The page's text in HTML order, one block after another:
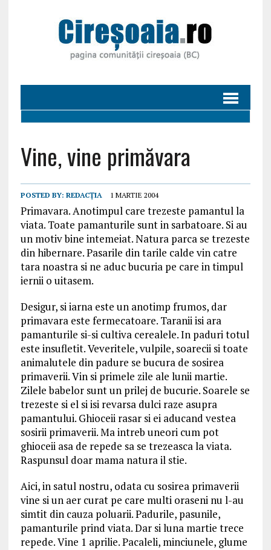
Vine, vine primăvara
POSTED BY: REDACȚIA 1 MARTIE 2004
Primavara. Anotimpul care trezeste pamantul la
viata. Toate pamanturile sunt in sarbatoare. Si au
un motiv bine intemeiat. Natura parca se trezeste
din hibernare. Pasarile din tarile calde vin catre
tara noastra si ne aduc bucuria pe care in timpul
iernii o uitasem.
Desigur, si iarna este un anotimp frumos, dar
primavara este fermecatoare. Taranii isi ara
pamanturile si-si cultiva cerealele. In paduri totul
este insufletit. Veveritele, vulpile, soarecii si toate
animalutele din padure se bucura de sosirea
primaverii. Vin si primele zile ale lunii martie.
Zilele babelor sunt un prilej de bucurie. Soarele se
trezeste si el si isi revarsa dulci raze asupra
pamantului. Ghioceii rasar si ei aducand vestea
sosirii primaverii. Ma intreb uneori cum pot
ghioceii asa de repede sa se trezeasca la viata.
Raspunsul doar mama natura il stie.
Aici, in satul nostru, odata cu sosirea primaverii
vine si un aer curat pe care multi oraseni nu l-au
simtit din cauza poluarii. Padurile, pasunile,
pamanturile prind viata. Dar si luna martie trece
repede. Vine 1 aprilie. Pacaleli, minciunele, glume